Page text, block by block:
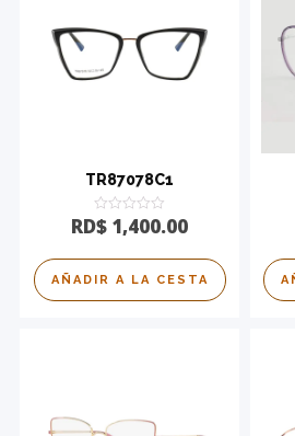
TR87078C1
Calificado
0
5
RD$ 1,400.00
AÑADIR A LA CESTA